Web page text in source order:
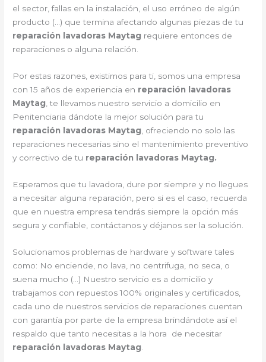
el sector, fallas en la instalación, el uso erróneo de algún
producto (…) que termina afectando algunas piezas de tu
reparación lavadoras Maytag requiere entonces de
reparaciones o alguna relación.
Por estas razones, existimos para ti, somos una empresa
con 15 años de experiencia en reparación lavadoras
Maytag , te llevamos nuestro servicio a domicilio en
Penitenciaria dándote la mejor solución para tu
reparación lavadoras Maytag , ofreciendo no solo las
reparaciones necesarias sino el mantenimiento preventivo
y correctivo de tu reparación lavadoras Maytag.
Esperamos que tu lavadora, dure por siempre y no llegues
a necesitar alguna reparación, pero si es el caso, recuerda
que en nuestra empresa tendrás siempre la opción más
segura y confiable, contáctanos y déjanos ser la solución.
Solucionamos problemas de hardware y software tales
como: No enciende, no lava, no centrifuga, no seca, o
suena mucho (…) Nuestro servicio es a domicilio y
trabajamos con repuestos 100% originales y certificados,
cada uno de nuestros servicios de reparaciones cuentan
con garantía por parte de la empresa brindándote así el
respaldo que tanto necesitas a la hora de necesitar
reparación lavadoras Maytag